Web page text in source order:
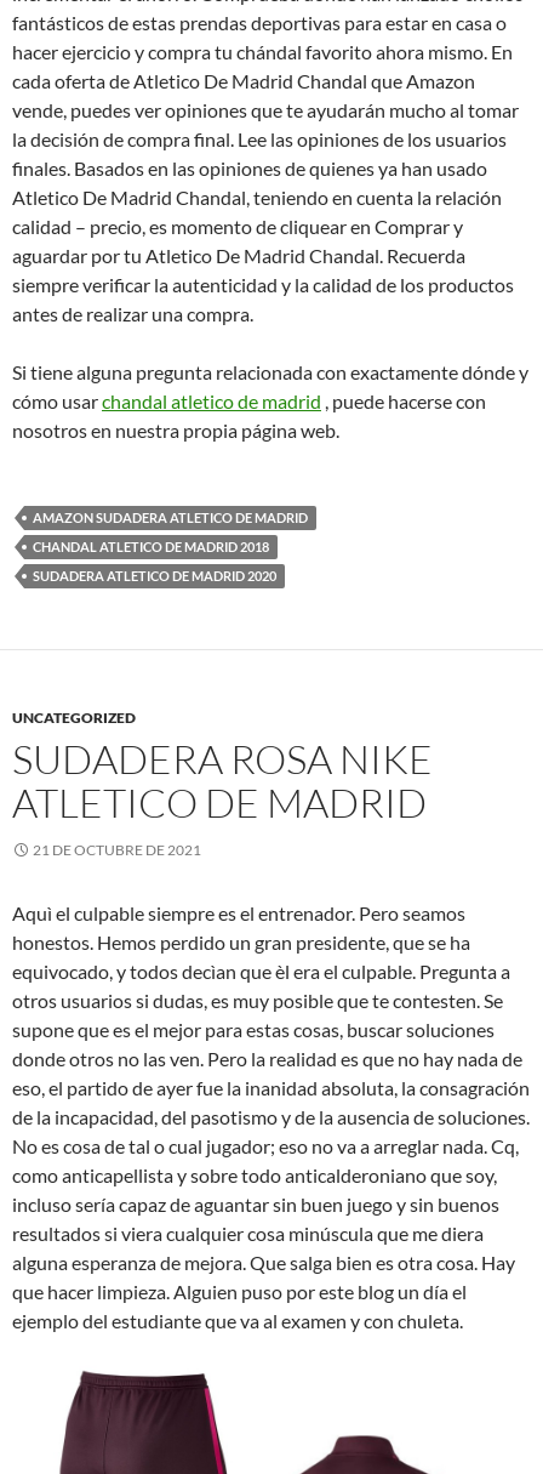
fantásticos de estas prendas deportivas para estar en casa o
hacer ejercicio y compra tu chándal favorito ahora mismo. En
cada oferta de Atletico De Madrid Chandal que Amazon
vende, puedes ver opiniones que te ayudarán mucho al tomar
la decisión de compra final. Lee las opiniones de los usuarios
finales. Basados en las opiniones de quienes ya han usado
Atletico De Madrid Chandal, teniendo en cuenta la relación
calidad – precio, es momento de cliquear en Comprar y
aguardar por tu Atletico De Madrid Chandal. Recuerda
siempre verificar la autenticidad y la calidad de los productos
antes de realizar una compra.
Si tiene alguna pregunta relacionada con exactamente dónde y
cómo usarchandal atletico de madrid , puede hacerse con
nosotros en nuestra propia página web.
AMAZON SUDADERA ATLETICO DE MADRID
CHANDAL ATLETICO DE MADRID 2018
SUDADERA ATLETICO DE MADRID 2020
UNCATEGORIZED
SUDADERA ROSA NIKE
ATLETICO DE MADRID
21 DE OCTUBRE DE 2021
Aquì el culpable siempre es el entrenador. Pero seamos
honestos. Hemos perdido un gran presidente, que se ha
equivocado, y todos decìan que èl era el culpable. Pregunta a
otros usuarios si dudas, es muy posible que te contesten. Se
supone que es el mejor para estas cosas, buscar soluciones
donde otros no las ven. Pero la realidad es que no hay nada de
eso, el partido de ayer fue la inanidad absoluta, la consagración
de la incapacidad, del pasotismo y de la ausencia de soluciones.
No es cosa de tal o cual jugador; eso no va a arreglar nada. Cq,
como anticapellista y sobre todo anticalderoniano que soy,
incluso sería capaz de aguantar sin buen juego y sin buenos
resultados si viera cualquier cosa minúscula que me diera
alguna esperanza de mejora. Que salga bien es otra cosa. Hay
que hacer limpieza. Alguien puso por este blog un día el
ejemplo del estudiante que va al examen y con chuleta.